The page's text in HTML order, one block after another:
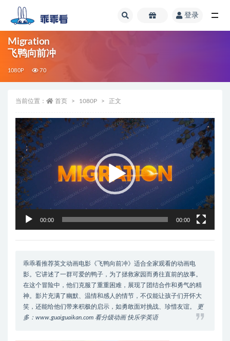
登录
Migration
飞鸭向前冲
1080P 70
当前位置： 首页 1080P 正文
视
频
播
放
器
00:00 00:00
乖乖看推荐英文动画电影《飞鸭向前冲》适合全家观看的动画电
影。它讲述了一群可爱的鸭子，为了拯救家园而勇往直前的故事。
在这个冒险中，他们克服了重重困难，展现了团结合作和勇气的精
神。影片充满了幽默、温情和感人的情节，不仅能让孩子们开怀大
笑，还能给他们带来积极的启示，如勇敢面对挑战、珍惜友谊。
更
多：www.guaiguaikan.com 看分级动画 快乐学英语